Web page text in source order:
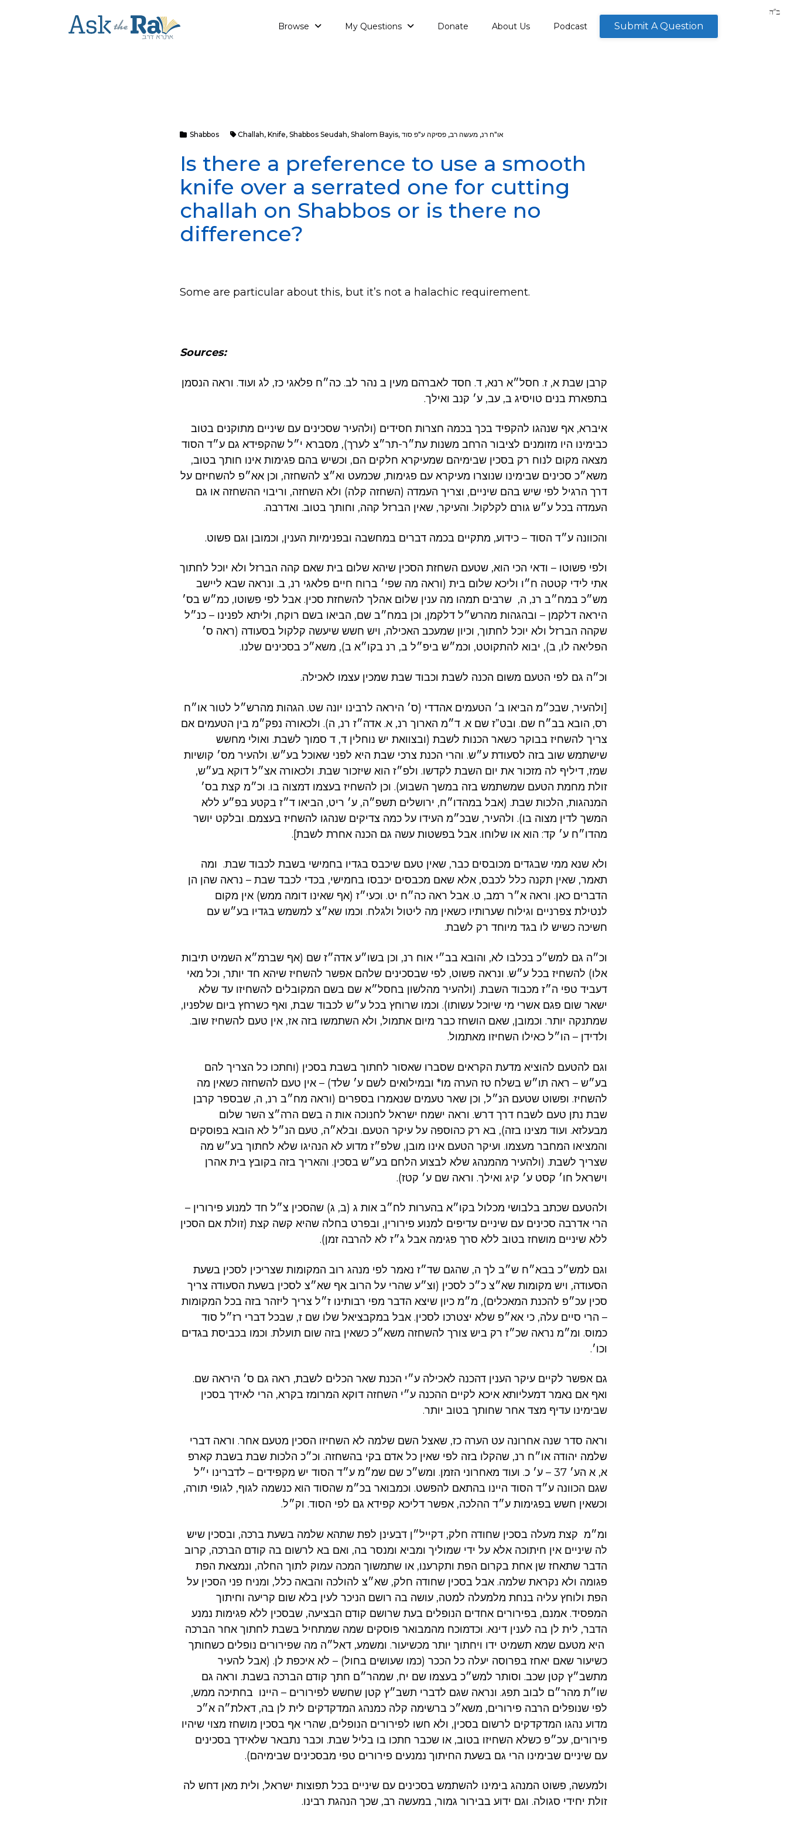
Browse My Questions Donate About Us Podcast Submit A Question
Shabbos Challah, Knife, Shabbos Seudah, Shalom Bayis, או"ח רנ, מעשה רב, פסיקה ע"פ סוד
Is there a preference to use a smooth
knife over a serrated one for cutting
challah on Shabbos or is there no
difference?
Some are particular about this, but it’s not a halachic requirement.
Sources:
קרבן שבת א, ז. חסל״א רנא, ד. חסד לאברהם מעין ב נהר לב. כה״ח פלאגי כז, לג ועוד. וראה הנסמן
בתפארת בנים טויסיג ב, עב, ע׳ קנב ואילך.
איברא, אף שנהגו להקפיד בכך בכמה חצרות חסידים (ולהעיר שסכינים עם שיניים מתוקנים בטוב
כבימינו היו מזומנים לציבור הרחב משנות עת״ר-תר״צ לערך), מסברא י״ל שהקפידא גם ע״ד הסוד
מצאה מקום לנוח רק בסכין שבימיהם שמעיקרא חלקים הם, וכשיש בהם פגימות אינו חותך בטוב,
משא״כ סכינים שבימינו שנוצרו מעיקרא עם פגימות, שכמעט וא״צ להשחזה, וכן אא״פ להשחיזם על
דרך הרגיל לפי שיש בהם שיניים, וצריך העמדה (השחזה קלה) ולא השחזה, וריבוי ההשחזה או גם
העמדה בכל ע״ש גורם לקלקול. והעיקר, שאין הברזל קהה, וחותך בטוב. ואדרבה.
והכוונה ע״ד הסוד – כידוע, מתקיים בכמה דברים במחשבה ובפנימיות הענין, וכמובן וגם פשוט.
ולפי פשוטו – ודאי הכי הוא, שטעם השחזת הסכין שיהא שלום בית שאם קהה הברזל ולא יוכל לחתוך
אתי לידי קטטה ח״ו וליכא שלום בית (וראה מה שפי׳ ברוח חיים פלאגי רנ, ב. ונראה שבא ליישב
מש״כ במח״ב רנ, ה, שרבים תמהו מה ענין שלום אהלך להשחזת סכין. אבל לפי פשוטו, כמ״ש בס׳
היראה דלקמן – ובהגהות מהרש״ל דלקמן, וכן במח״ב שם, הביאו בשם רוקח, וליתא לפנינו – כנ״ל
שקהה הברזל ולא יוכל לחתוך, וכיון שמעכב האכילה, ויש חשש שיעשה קלקול בסעודה (ראה ס׳
הפליאה לו, ב), יבוא להתקוטט, וכמ״ש ביפ״ל ב, רנ בקו״א ב), משא״כ בסכינים שלנו.
וכ״ה גם לפי הטעם משום הכנה לשבת וכבוד שבת שמכין עצמו לאכילה.
[ולהעיר, שבכ״מ הביאו ב׳ הטעמים אהדדי (ס׳ היראה לרבינו יונה שט. הגהות מהרש״ל לטור או״ח
רס, הובא בב״ח שם. ובט”ז שם א. ד״מ הארוך רנ, א. אדה״ז רנ, ה). ולכאורה נפק״מ בין הטעמים אם
צריך להשחיז בבוקר כשאר הכנות לשבת (ובצוואת יש נוחלין ד, ד סמוך לשבת. ואולי מחשש
שישתמש שוב בזה לסעודת ע״ש. והרי הכנת צרכי שבת היא לפני שאוכל בע״ש. ולהעיר מס׳ קושיות
שמז, דיליף לה מזכור את יום השבת לקדשו. ולפ״ז הוא שיזכור שבת. ולכאורה אצ״ל דוקא בע״ש,
זולת מחמת הטעם שמשתמש בזה במשך השבוע). וכן להשחיז בעצמו דמצוה בו. וכ״מ קצת בס׳
המנהגות, הלכות שבת. (אבל במהדו״ח, ירושלים תשפ״ה, ע׳ ריט, הביאו ד״ז בקטע בפ״ע ללא
המשך לדין מצוה בו). ולהעיר, שבכ״מ העידו על כמה צדיקים שנהגו להשחיז בעצמם. ובלקט יושר
מהדו״ח ע׳ קד: הוא או שלוחו. אבל בפשטות עשה גם הכנה אחרת לשבת].
ולא שנא ממי שבגדים מכובסים כבר, שאין טעם שיכבס בגדיו בחמישי בשבת לכבוד שבת. ומה
תאמר, שאין תקנה כלל לכבס, אלא שאם מכבסים יכבסו בחמישי, בכדי לכבד שבת – נראה שהן הן
הדברים כאן. וראה א״ר רמב, ט. אבל ראה כה״ח יט. וכעי״ז (אף שאינו דומה ממש) אין מקום
לנטילת צפרניים וגילוח שערותיו כשאין מה ליטול ולגלח. וכמו שא״צ למשמש בגדיו בע״ש עם
חשיכה כשיש לו בגד מיוחד רק לשבת.
וכ״ה גם למש״כ בכלבו לא, והובא בב״י אוח רנ, וכן בשו״ע אדה״ז שם (אף שברמ״א השמיט תיבות
אלו) להשחיז בכל ע״ש. ונראה פשוט, לפי שבסכינים שלהם אפשר להשחיז שיהא חד יותר, וכל מאי
דעביד טפי ה״ז מכבוד השבת. (ולהעיר מהלשון בחסל״א שם בשם המקובלים להשחיזו עד שלא
ישאר שום פגם אשרי מי שיוכל עשותו). וכמו שרוחץ בכל ע״ש לכבוד שבת, ואף כשרחץ ביום שלפניו,
שמתנקה יותר. וכמובן, שאם הושחז כבר מיום אתמול, ולא השתמשו בזה אז, אין טעם להשחיז שוב.
ולדידן – הו״ל כאילו השחיזו מאתמול.
וגם להטעם להוציא מדעת הקראים שסברו שאסור לחתוך בשבת בסכין (וחתכו כל הצריך להם
בע״ש – ראה תו״ש בשלח טז הערה מו* ובמילואים לשם ע׳ שלד) – אין טעם להשחזה כשאין מה
להשחיז. ופשוט שטעם הנ״ל, וכן שאר טעמים שנאמרו בספרים (וראה מח״ב רנ, ה, שבספר קרבן
שבת נתן טעם לשבח דרך דרש. וראה ישמח ישראל לחנוכה אות ה בשם הרה״צ השר שלום
מבעלזא. ועוד מצינו בזה), בא רק כהוספה על עיקר הטעם. ובלא״ה, טעם הנ״ל לא הובא בפוסקים
והמציאו המחבר מעצמו. ועיקר הטעם אינו מובן, שלפ״ז מדוע לא הנהיגו שלא לחתוך בע״ש מה
שצריך לשבת. (ולהעיר מהמנהג שלא לבצוע הלחם בע״ש בסכין. והאריך בזה בקובץ בית אהרן
וישראל חו׳ קסט ע׳ קיג ואילך. וראה שם ע׳ קטז).
ולהטעם שכתב בלבושי מכלול בקו״א בהערות לח״ב אות ג (ב, ג) שהסכין צ״ל חד למנוע פירורין –
הרי אדרבה סכינים עם שיניים עדיפים למנוע פירורין, ובפרט בחלה שהיא קשה קצת (זולת אם הסכין
ללא שיניים מושחז בטוב ללא סרך פגימה אבל ג״ז לא להרבה זמן).
וגם למש״כ בבא״ח ש״ב לך ה, שהגם שד״ז נאמר לפי מנהג רוב המקומות שצריכין לסכין בשעת
הסעודה, ויש מקומות שא״צ כ״כ לסכין (וצ״ע שהרי על הרוב אף שא״צ לסכין בשעת הסעודה צריך
סכין עכ״פ להכנת המאכלים), מ״מ כיון שיצא הדבר מפי רבותינו ז״ל צריך ליזהר בזה בכל המקומות
– הרי סיים עלה, כי אא״פ שלא יצטרכו לסכין. אבל במקבציאל שלו שם ז, שבכל דברי רז״ל סוד
כמוס. ומ״מ נראה שכ״ז רק ביש צורך להשחזה משא״כ כשאין בזה שום תועלת. וכמו בכביסת בגדים
וכו׳.
גם אפשר לקיים עיקר הענין דהכנה לאכילה ע״י הכנת שאר הכלים לשבת, ראה גם ס׳ היראה שם.
ואף אם נאמר דמעליותא איכא לקיים ההכנה ע״י השחזה דוקא המרומז בקרא, הרי לאידך בסכין
שבימינו עדיף מצד אחר שחותך בטוב יותר.
וראה סדר שנה אחרונה עט הערה כז, שאצל השם שלמה לא השחיזו הסכין מטעם אחר. וראה דברי
שלמה יהודה או״ח רנ, שהקלו בזה לפי שאין כל אדם בקי בהשחזה. וכ״כ הלכות שבת בשבת קארפ
א, א הע׳ 37 – ע׳ כ. ועוד מאחרוני הזמן. ומש״כ שם שמ״מ ע״ד הסוד יש מקפידים – לדברינו י״ל
שגם הכוונה ע״ד הסוד היינו בהתאם להפשט. וכמבואר בכ״מ שהסוד הוא כנשמה לגוף, לגופי תורה,
וכשאין חשש בפגימות ע״ד ההלכה, אפשר דליכא קפידא גם לפי הסוד. וק״ל.
ומ״מ קצת מעלה בסכין שחודה חלק, דקייל״ן דבעינן לפת שתהא שלמה בשעת ברכה, ובסכין שיש
לה שיניים אין חיתוכה אלא על ידי שמוליך ומביא ומנסר בה, ואם בא לרשום בה קודם הברכה, קרוב
הדבר שתאחז שן אחת בקרום הפת ותקרענו, או שתמשוך המכה עמוק לתוך החלה, ונמצאת הפת
פגומה ולא נקראת שלמה. אבל בסכין שחודה חלק, שא״צ להולכה והבאה כלל, ומניח פני הסכין על
הפת ולוחץ עליה בנחת מלמעלה למטה, עושה בה רושם הניכר לעין בלא שום קריעה וחיתוך
המפסיד. אמנם, בפירורים אחדים הנופלים בעת שרושם קודם הבציעה, שבסכין ללא פגימות נמנע
הדבר, לית לן בה לענין דינא. וכדמוכח מהמבואר פוסקים שמה שמתחיל בשבת לחתוך אחר הברכה
היא מטעם שמא תשמיט ידו ויחתוך יותר מכשיעור. ומשמע, דאל״ה מה שפירורים נופלים כשחותך
כשיעור שאם יאחז בפרוסה יעלה כל הככר (כמו שעושים בחול) – לא איכפת לן. (אבל להעיר
מתשב״ץ קטן שכב. וסותר למש״כ בעצמו שם יח, שמהר״ם חתך קודם הברכה בשבת. וראה גם
שו״ת מהר״ם לבוב תפג. ונראה שגם לדברי תשב״ץ קטן שחשש לפירורים – היינו בחתיכה ממש,
לפי שנופלים הרבה פירורים, משא״כ ברשימה קלה כמנהג המדקדקים לית לן בה, דאלת״ה א״כ
מדוע נהגו המדקדקים לרשום בסכין, ולא חשו לפירורים הנופלים, שהרי אף בסכין מושחז מצוי שיהיו
פירורים, עכ״פ כשלא השחיזו בטוב, או שכבר חתכו בו בליל שבת. וכבר נתבאר שלאידך בסכינים
עם שיניים שבימינו הרי גם בשעת החיתוך נמנעים פירורים טפי מבסכינים שבימיהם).
ולמעשה, פשוט המנהג בימינו להשתמש בסכינים עם שיניים בכל תפוצות ישראל, ולית מאן דחש לה
זולת יחידי סגולה. וגם ידוע בבירור גמור, במעשה רב, שכך הנהגת רבינו.